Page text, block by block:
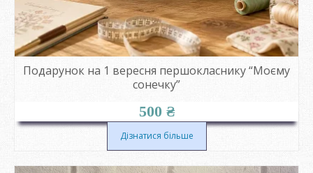
Подарунок на 1 вересня першокласнику “Моєму
сонечку”
500 ₴
Дізнатися більше